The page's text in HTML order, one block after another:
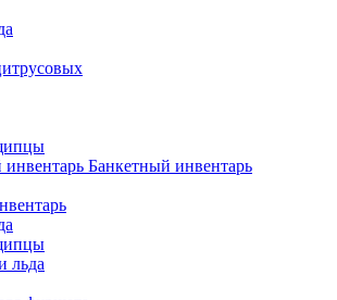
Банкетный инвентарь
льда